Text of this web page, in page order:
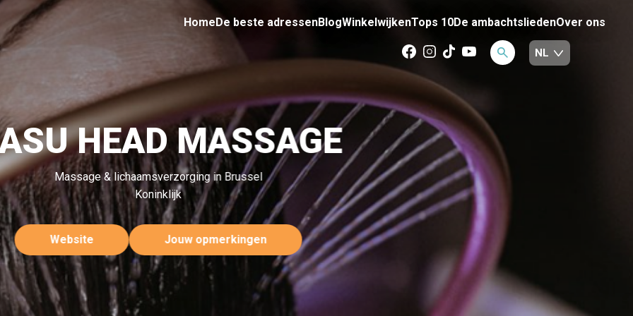
HomeDe beste adressenBlogWinkelwijkenTops 10De ambachtsliedenOver ons
HEAD MASSAGE
Massage & lichaamsverzorging in Brussel
Koninklijk
Website Jouw opmerkingen